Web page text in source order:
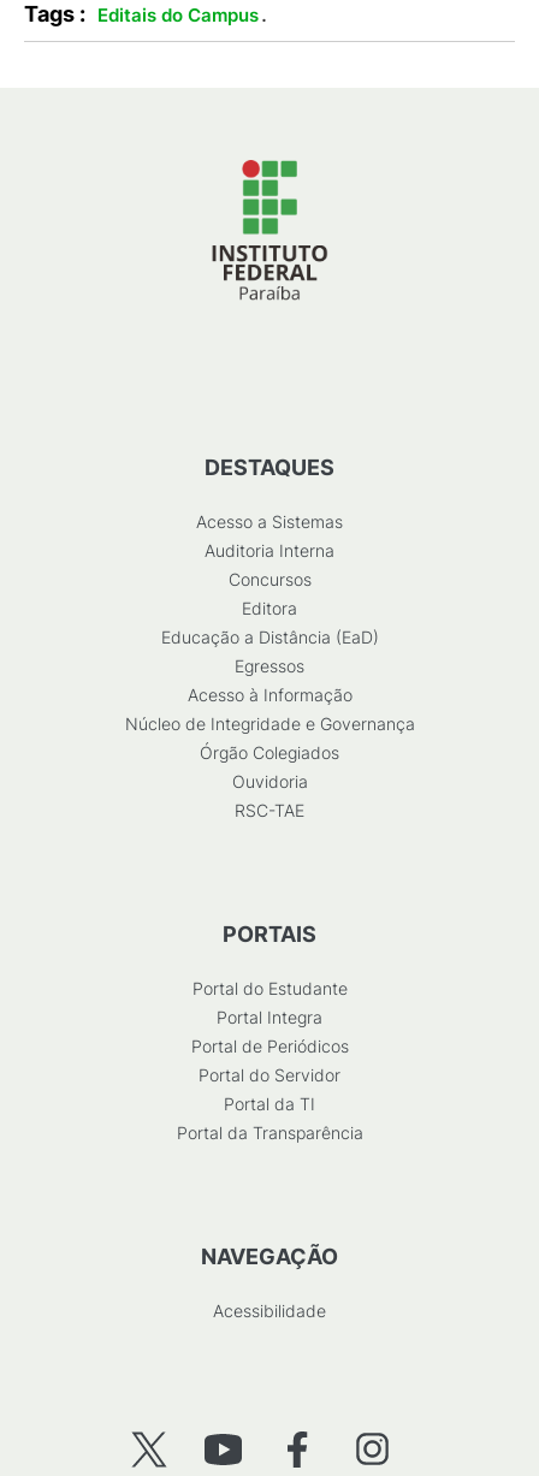
Tags : Editais do Campus.
DESTAQUES
Acesso a Sistemas
Auditoria Interna
Concursos
Editora
Educação a Distância (EaD)
Egressos
Acesso à Informação
Núcleo de Integridade e Governança
Órgão Colegiados
Ouvidoria
RSC-TAE
PORTAIS
Portal do Estudante
Portal Integra
Portal de Periódicos
Portal do Servidor
Portal da TI
Portal da Transparência
NAVEGAÇÃO
Acessibilidade